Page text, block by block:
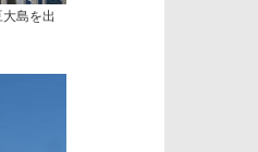
島を出